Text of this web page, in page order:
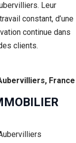
Leur
constant, d’une
continue dans
clients.
France